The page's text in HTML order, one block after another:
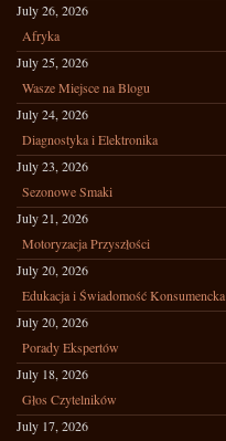
July 26, 2026
Afryka
July 25, 2026
Wasze Miejsce na Blogu
July 24, 2026
Diagnostyka i Elektronika
July 23, 2026
Sezonowe Smaki
July 21, 2026
Motoryzacja Przyszłości
July 20, 2026
Edukacja i Świadomość Konsumencka
July 20, 2026
Porady Ekspertów
July 18, 2026
Głos Czytelników
July 17, 2026